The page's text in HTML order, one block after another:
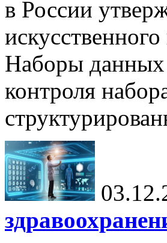
в России
Наборы данных
контроля